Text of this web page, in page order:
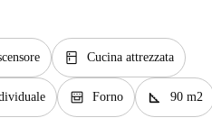
kitchen Cucina attrezzata
oven_gen Forno square_foot 90 m2